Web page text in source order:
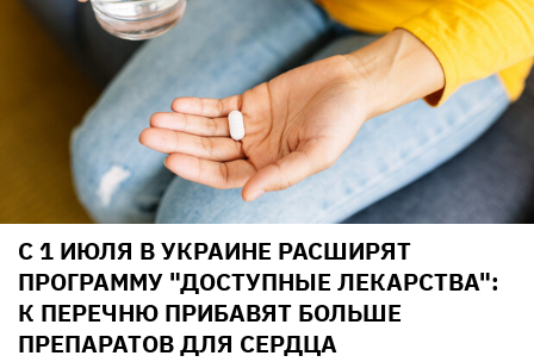
С 1 ИЮЛЯ В УКРАИНЕ РАСШИРЯТ
ПРОГРАММУ "ДОСТУПНЫЕ ЛЕКАРСТВА":
К ПЕРЕЧНЮ ПРИБАВЯТ БОЛЬШЕ
ПРЕПАРАТОВ ДЛЯ СЕРДЦА